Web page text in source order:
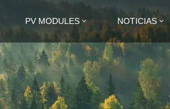
PV MODULES NOTICIAS